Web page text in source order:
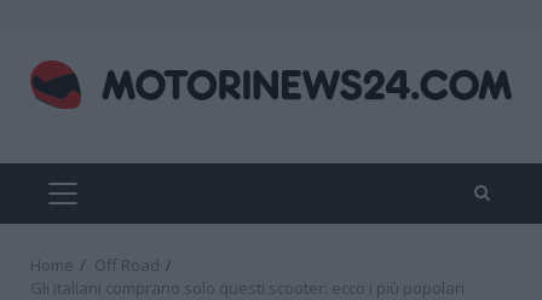
content
PRIMARY
MENU
Home
Off Road
Gli italiani comprano solo questi scooter: ecco i più popolari